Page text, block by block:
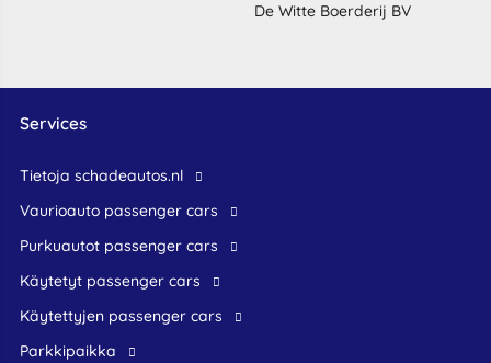
De Witte Boerderij BV
Services
Tietoja schadeautos.nl
Vaurioauto passenger cars
Purkuautot passenger cars
Käytetyt passenger cars
Käytettyjen passenger cars
Parkkipaikka